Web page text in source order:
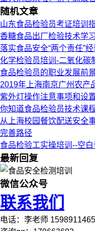
随机文章
山东食品检验员考证培训
香糖食品出厂检验技术学
落实食品安全“两个责任”
化学检验员培训-二氧化碳
食品检验员的职业发展前
2019年上海南京广州农产
紫外灯操作注意事项和设
你知道食品检验员技术课
从上海校园餐饮配送安全
完善路径
食品检验工实操培训--空
最新回复
微信公众号
联系我们
电话：李老师